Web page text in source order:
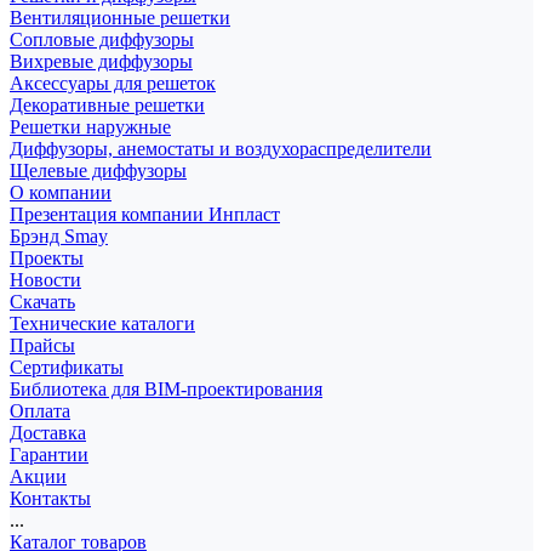
Вентиляционные решетки
Сопловые диффузоры
Вихревые диффузоры
Аксессуары для решеток
Декоративные решетки
Решетки наружные
Диффузоры, анемостаты и воздухораспределители
Щелевые диффузоры
О компании
Презентация компании Инпласт
Брэнд Smay
Проекты
Новости
Скачать
Технические каталоги
Прайсы
Сертификаты
Библиотека для BIM-проектирования
Оплата
Доставка
Гарантии
Акции
Контакты
...
Каталог товаров